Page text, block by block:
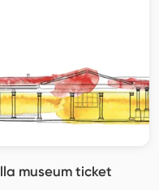
museum ticket